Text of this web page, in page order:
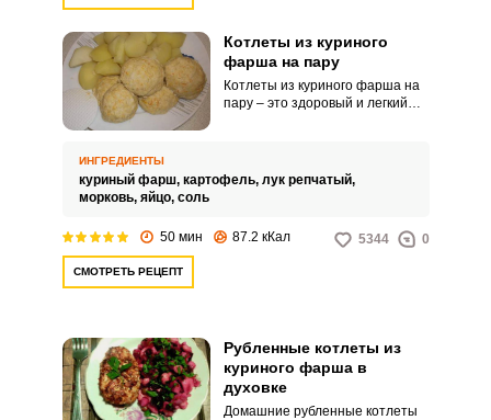
Котлеты из куриного
фарша на пару
Котлеты из куриного фарша на
пару – это здоровый и легкий
сохранит все полезные
свойства и получится
ИНГРЕДИЕНТЫ
куриный фарш, картофель, лук репчатый,
морковь, яйцо, соль
50 мин 87.2 кКал 5344 0
СМОТРЕТЬ РЕЦЕПТ
Рубленные котлеты из
куриного фарша в
духовке
Домашние рубленные котлеты